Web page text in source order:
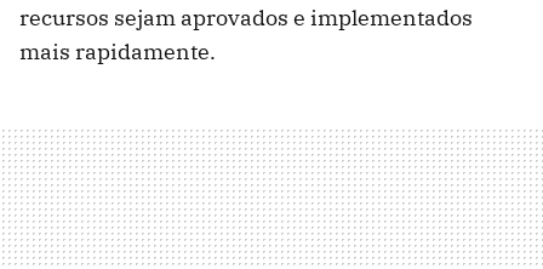
recursos sejam aprovados e implementados
mais rapidamente.